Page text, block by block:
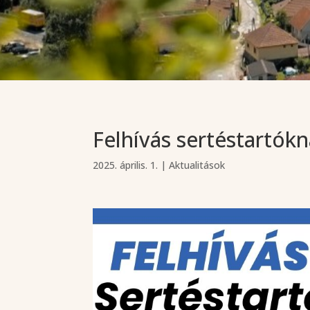
Felhívás
2025. április. 1. |Aktualitások